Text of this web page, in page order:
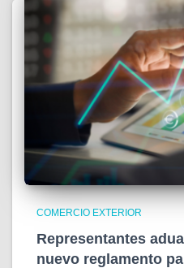
COMERCIO EXTERIOR
Representantes
nuevo reglamento